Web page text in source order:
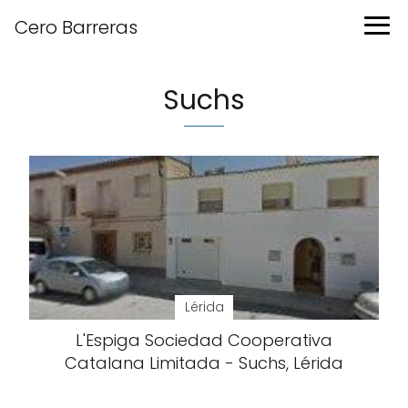
Cero Barreras
Suchs
Lérida
L'Espiga Sociedad Cooperativa
Catalana Limitada - Suchs, Lérida